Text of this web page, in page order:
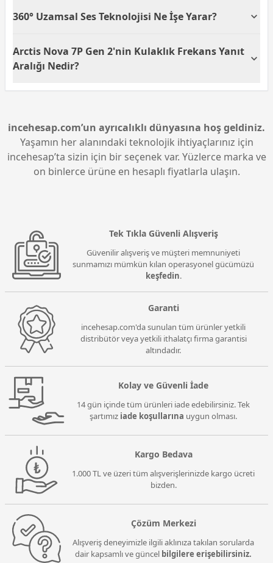
de kablosuz bağlantı seçenekleriyle bilgisayar, konsol
cihazlarda sürdürebilmenizi sağlar.
360° Uzamsal Ses Teknolojisi Ne İşe Yarar?
7P Gen 2'nin ses algısını daha çevresel hale getirir.
Bu, oyuncular için düşman konumlarını daha iyi
tespit edebilmelerine olanak tanır ve oyun
deneyimini artırır.
Arctis Nova 7P Gen 2'nin Kulaklık Frekans Yanıt
Aralığı Nedir?
SteelSeries Arctis Nova 7P Gen 2'nin kulaklık frekans
detaylarını daha net duymanızı sağlar.
incehesap.com’un ayrıcalıklı dünyasına hoş geldiniz.
Yaşamın her alanındaki teknolojik ihtiyaçlarınız için
incehesap’ta sizin için bir seçenek var. Yüzlerce marka ve
on binlerce ürüne en hesaplı fiyatlarla ulaşın.
Tek Tıkla Güvenli Alışveriş
Güvenilir alışveriş ve müşteri memnuniyeti
sunmamızı mümkün kılan operasyonel gücümüzü
keşfedin.
Garanti
incehesap.com'da sunulan tüm ürünler yetkili
distribütör veya yetkili ithalatçı firma garantisi
altındadır.
Kolay ve Güvenli İade
14 gün içinde tüm ürünleri iade edebilirsiniz. Tek
şartımız iade koşullarına uygun olması.
Kargo Bedava
1.000 TL ve üzeri tüm alışverişlerinizde kargo ücreti
bizden.
Çözüm Merkezi
Alışveriş deneyimizle ilgili aklınıza takılan sorularda
dair kapsamlı ve güncel bilgilere erişebilirsiniz.